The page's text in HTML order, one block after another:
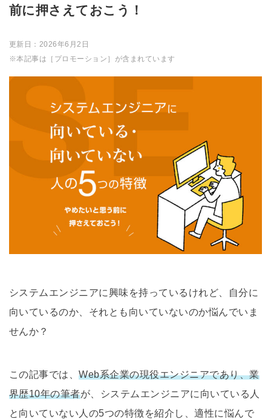
前に押さえておこう！
更新日： 2026年6月2日
※本記事は［プロモーション］が含まれています
システムエンジニアに興味を持っているけれど、自分に
向いているのか、それとも向いていないのか悩んでいま
せんか？
この記事では、Web系企業の現役エンジニアであり、業
界歴10年の筆者が、システムエンジニアに向いている人
と向いていない人の5つの特徴を紹介し、適性に悩んで